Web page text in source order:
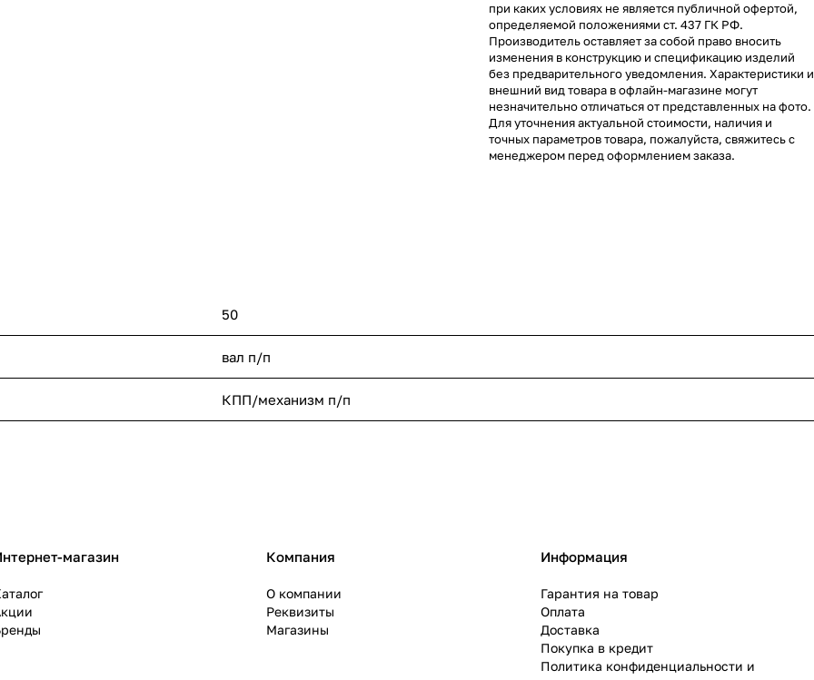
при каких условиях не является публичной офертой,
определяемой положениями ст. 437 ГК РФ.
Производитель оставляет за собой право вносить
изменения в конструкцию и спецификацию изделий
без предварительного уведомления. Характеристики и
внешний вид товара в офлайн-магазине могут
незначительно отличаться от представленных на фото.
Для уточнения актуальной стоимости, наличия и
точных параметров товара, пожалуйста, свяжитесь с
менеджером перед оформлением заказа.
50
вал п/п
КПП/механизм п/п
магазин Компания
О компании
Реквизиты
Магазины
Информация
Гарантия на товар
Оплата
Доставка
Покупка в кредит
Политика конфиденциальности и